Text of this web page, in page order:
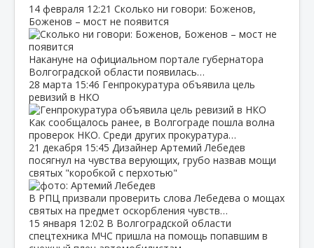
14 февраля 12:21 Сколько ни говори: Боженов,
Боженов – мост не появится
Накануне на официальном портале губернатора
Волгоградской области появилась…
28 марта 15:46 Генпрокуратура объявила цель
ревизий в НКО
Как сообщалось ранее, в Волгограде пошла волна
проверок НКО. Среди других прокуратура…
21 декабря 15:45 Дизайнер Артемий Лебедев
посягнул на чувства верующих, грубо назвав мощи
святых "коробкой с перхотью"
В РПЦ призвали проверить слова Лебедева о мощах
святых на предмет оскорбления чувств…
15 января 12:02 В Волгоградской области
спецтехника МЧС пришла на помощь попавшим в